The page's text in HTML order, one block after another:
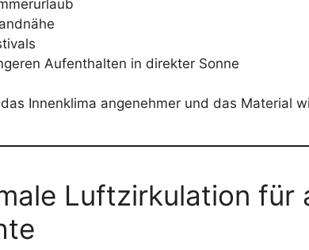
Aufenthalten in direkter Sonne
Innenklima angenehmer und das Material
Luftzirkulation für